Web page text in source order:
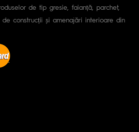
de tip gresie, faianță, parchet,
construcții și amenajări interioare din